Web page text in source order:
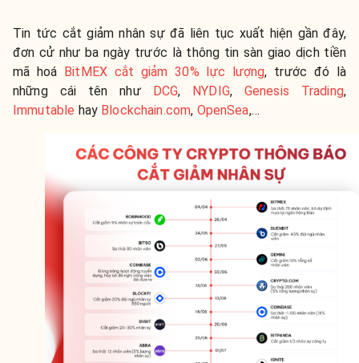
Tin tức cắt giảm nhân sự đã liên tục xuất hiện gần đây,
đơn cử như ba ngày trước là thông tin sàn giao dịch tiền
mã hoá BitMEX cắt giảm 30% lực lượng, trước đó là
những cái tên như DCG, NYDIG, Genesis Trading,
Immutable hay Blockchain.com, OpenSea,…